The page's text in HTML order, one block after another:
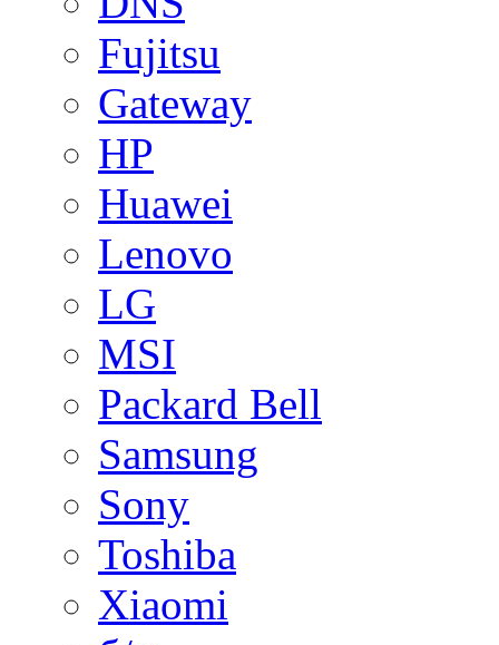
Fujitsu
Gateway
HP
Huawei
Lenovo
LG
MSI
Packard Bell
Samsung
Sony
Toshiba
Xiaomi